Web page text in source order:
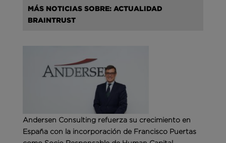
MÁS NOTICIAS SOBRE: ACTUALIDAD
BRAINTRUST
Andersen Consulting refuerza su crecimiento en
España con la incorporación de Francisco Puertas